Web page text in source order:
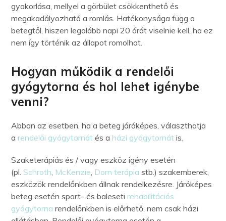
gyakorlása, mellyel a görbület csökkenthető és
megakadályozható a romlás. Hatékonysága függ a
betegtől, hiszen legalább napi 20 órát viselnie kell, haez
nem így történik az állapot romolhat.
Hogyan működik a rendelői
gyógytorna és hol lehet igénybe
venni?
Abban az esetben, ha a beteg járóképes, választhatja
arendelői gyógytornát és a házi gyógytornát is.
Szaketerápiás és / vagy eszköz igény esetén
(pl. Schroth, McKenzie, Dorn terápia stb.) szakemberek,
eszközök rendelőnkben állnak rendelkezésre. Járóképes
beteg esetén sport- és balesetirehabilitációs
gyógytorna rendelőnkben is előrhető, nem csak házi